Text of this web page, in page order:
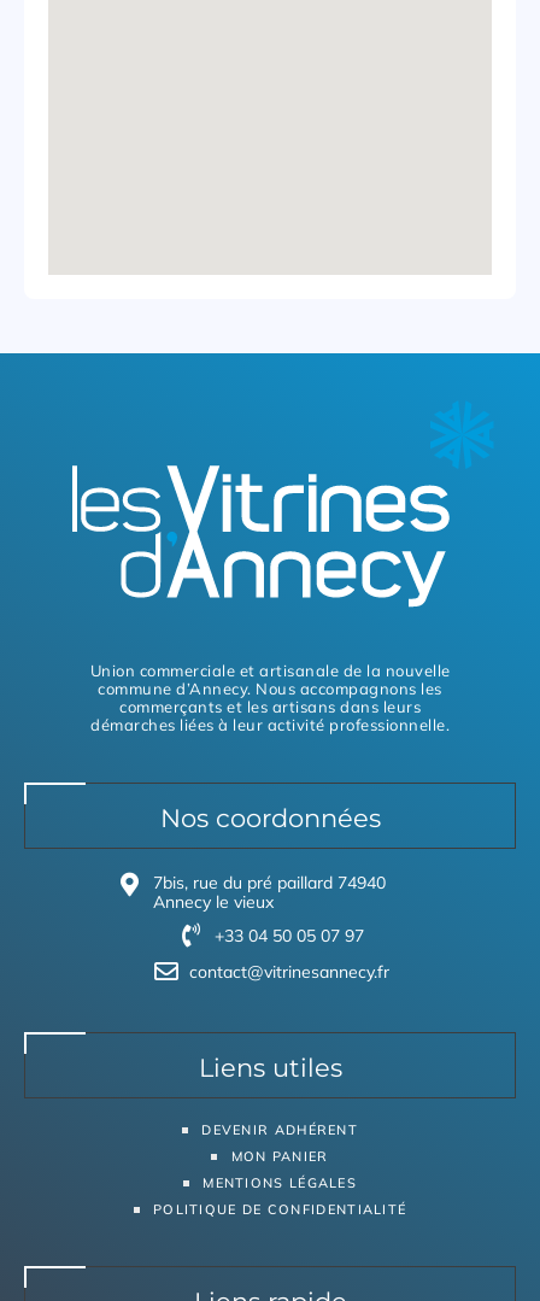
Union commerciale et artisanale de la nouvelle
commune d’Annecy. Nous accompagnons les
commerçants et les artisans dans leurs
démarches liées à leur activité professionnelle.
Nos coordonnées
7bis, rue du pré paillard 74940
Annecy le vieux
+33 04 50 05 07 97
contact@vitrinesannecy.fr
Liens utiles
DEVENIR ADHÉRENT
MON PANIER
MENTIONS LÉGALES
POLITIQUE DE CONFIDENTIALITÉ